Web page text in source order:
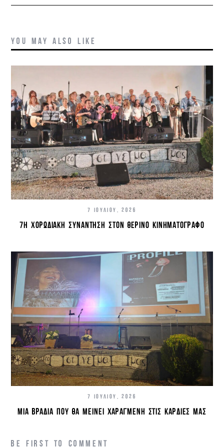
YOU MAY ALSO LIKE
7 ΙΟΥΛΊΟΥ, 2026
7Η ΧΟΡΩΔΙΑΚΉ ΣΥΝΆΝΤΗΣΗ ΣΤΟΝ ΘΕΡΙΝΌ ΚΙΝΗΜΑΤΟΓΡΆΦΟ
7 ΙΟΥΛΊΟΥ, 2026
ΜΙΑ ΒΡΑΔΙΆ ΠΟΥ ΘΑ ΜΕΊΝΕΙ ΧΑΡΑΓΜΈΝΗ ΣΤΙΣ ΚΑΡΔΙΈΣ ΜΑΣ
BE FIRST TO COMMENT